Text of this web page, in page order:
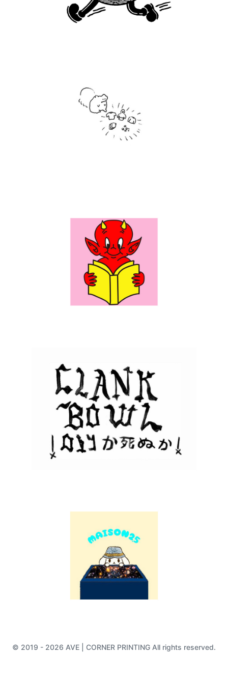
© 2019 - 2026 AVE | CORNER PRINTING All rights reserved.